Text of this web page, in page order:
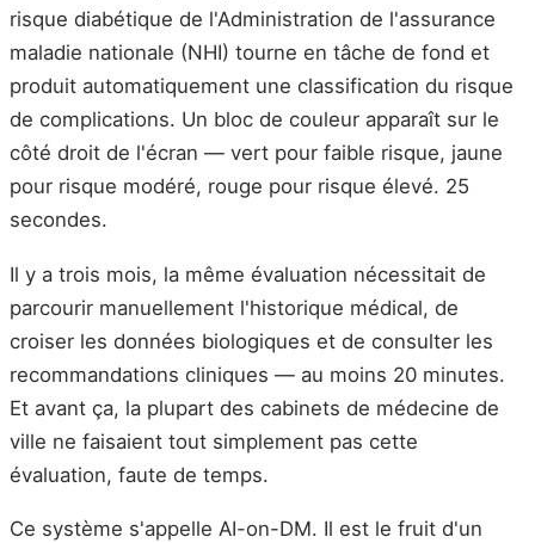
risque diabétique de l'Administration de l'assurance
maladie nationale (NHI) tourne en tâche de fond et
produit automatiquement une classification du risque
de complications. Un bloc de couleur apparaît sur le
côté droit de l'écran — vert pour faible risque, jaune
pour risque modéré, rouge pour risque élevé. 25
secondes.
Il y a trois mois, la même évaluation nécessitait de
parcourir manuellement l'historique médical, de
croiser les données biologiques et de consulter les
recommandations cliniques — au moins 20 minutes.
Et avant ça, la plupart des cabinets de médecine de
ville ne faisaient tout simplement pas cette
évaluation, faute de temps.
Ce système s'appelle AI-on-DM. Il est le fruit d'un